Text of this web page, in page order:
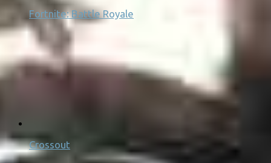
Fortnite: Battle Royale
Crossout